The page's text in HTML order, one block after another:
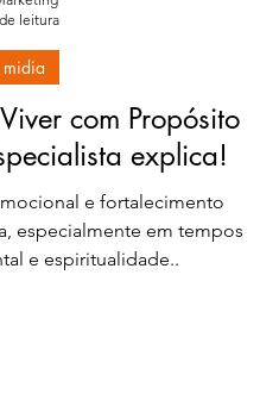
com Propósito
explica!
e fortalecimento
especialmente em tempos
e espiritualidade..
leitura